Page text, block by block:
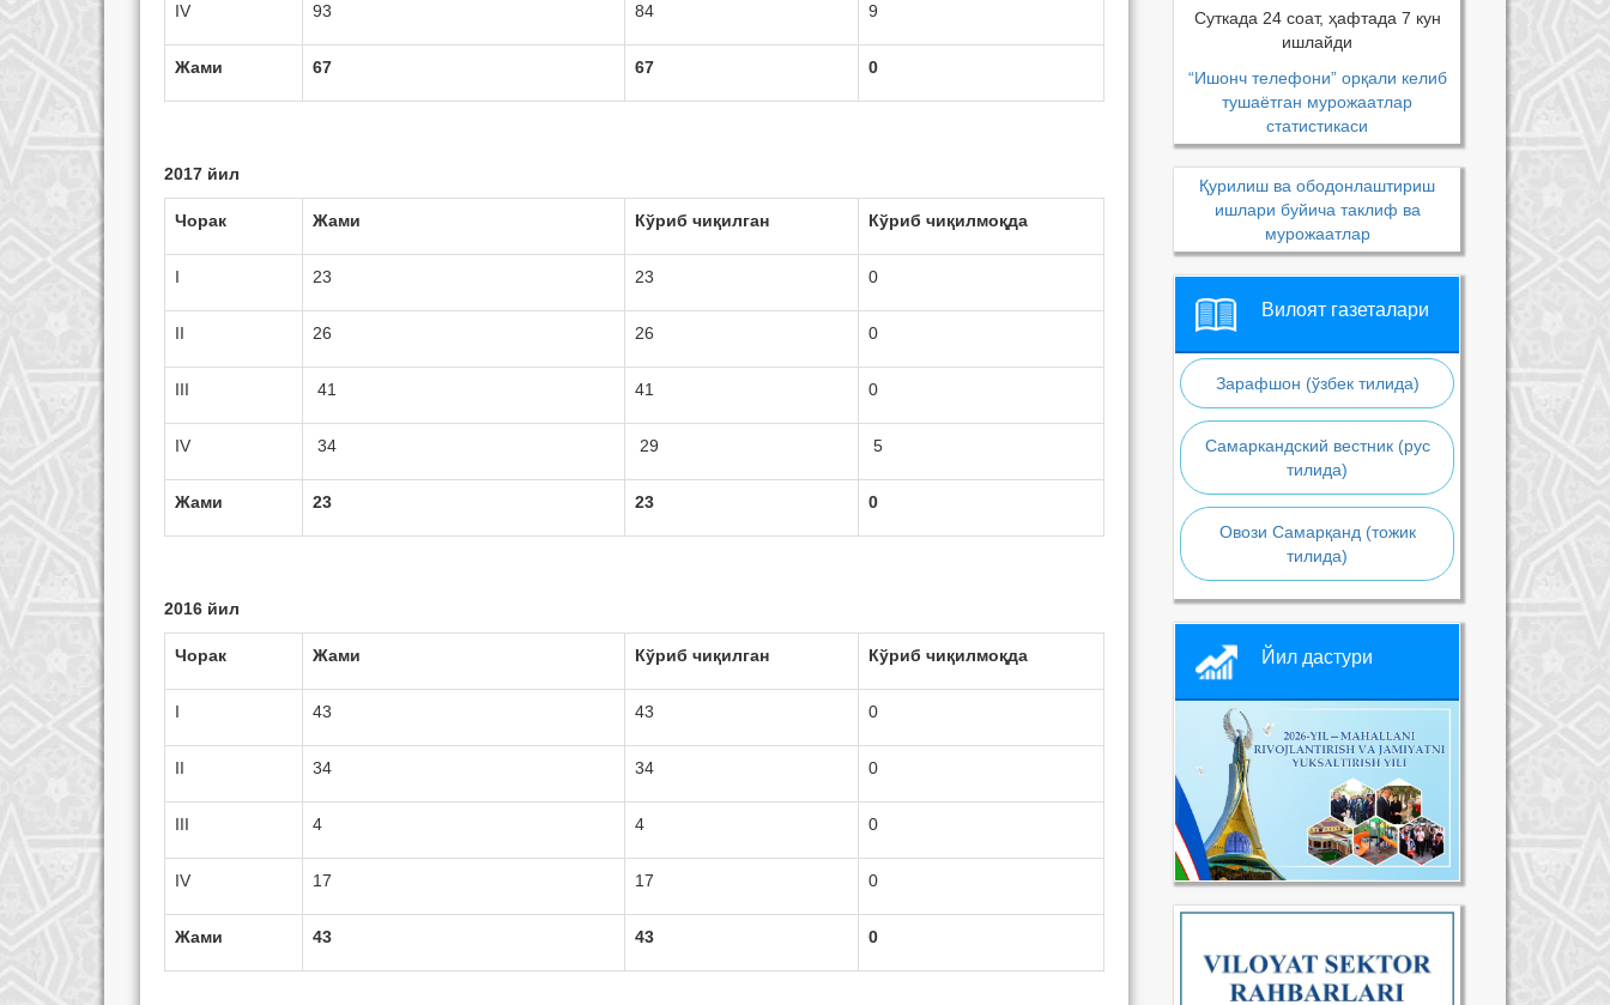
IV 93 84 9
Жами 67 67 0
2017 йил
Чорак Жами Кўриб чиқилган Кўриб чиқилмоқда
I 23 23 0
II 26 26 0
III 41 41 0
IV 34 29 5
Жами 23 23 0
2016 йил
Чорак Жами Кўриб чиқилган Кўриб чиқилмоқда
I 43 43 0
II 34 34 0
III 4 4 0
IV 17 17 0
Жами 43 43 0
Суткада 24 соат, ҳафтада 7 кун
ишлайди
“Ишонч телефони” орқали келиб
тушаётган мурожаатлар
статистикаси
Қурилиш ва ободонлаштириш
ишлари буйича таклиф ва
мурожаатлар
Вилоят газеталари
Зарафшон (ўзбек тилида)
Самаркандский вестник (рус
тилида)
Овози Самарқанд (тожик
тилида)
Йил дастури